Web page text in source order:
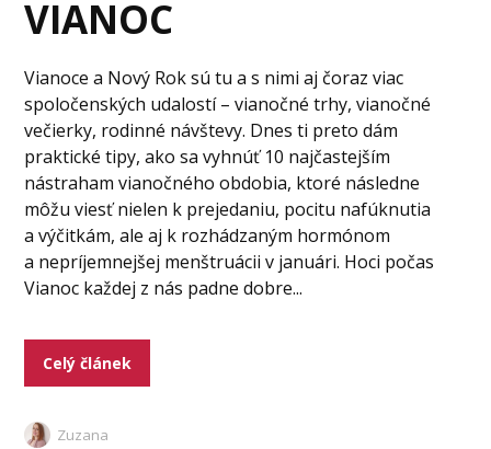
VIANOC
Vianoce a Nový Rok sú tu a s nimi aj čoraz viac
spoločenských udalostí – vianočné trhy, vianočné
večierky, rodinné návštevy. Dnes ti preto dám
praktické tipy, ako sa vyhnúť 10 najčastejším
nástraham vianočného obdobia, ktoré následne
môžu viesť nielen k prejedaniu, pocitu nafúknutia
a výčitkám, ale aj k rozhádzaným hormónom
a nepríjemnejšej menštruácii v januári. Hoci počas
Vianoc každej z nás padne dobre...
Celý článek
Zuzana